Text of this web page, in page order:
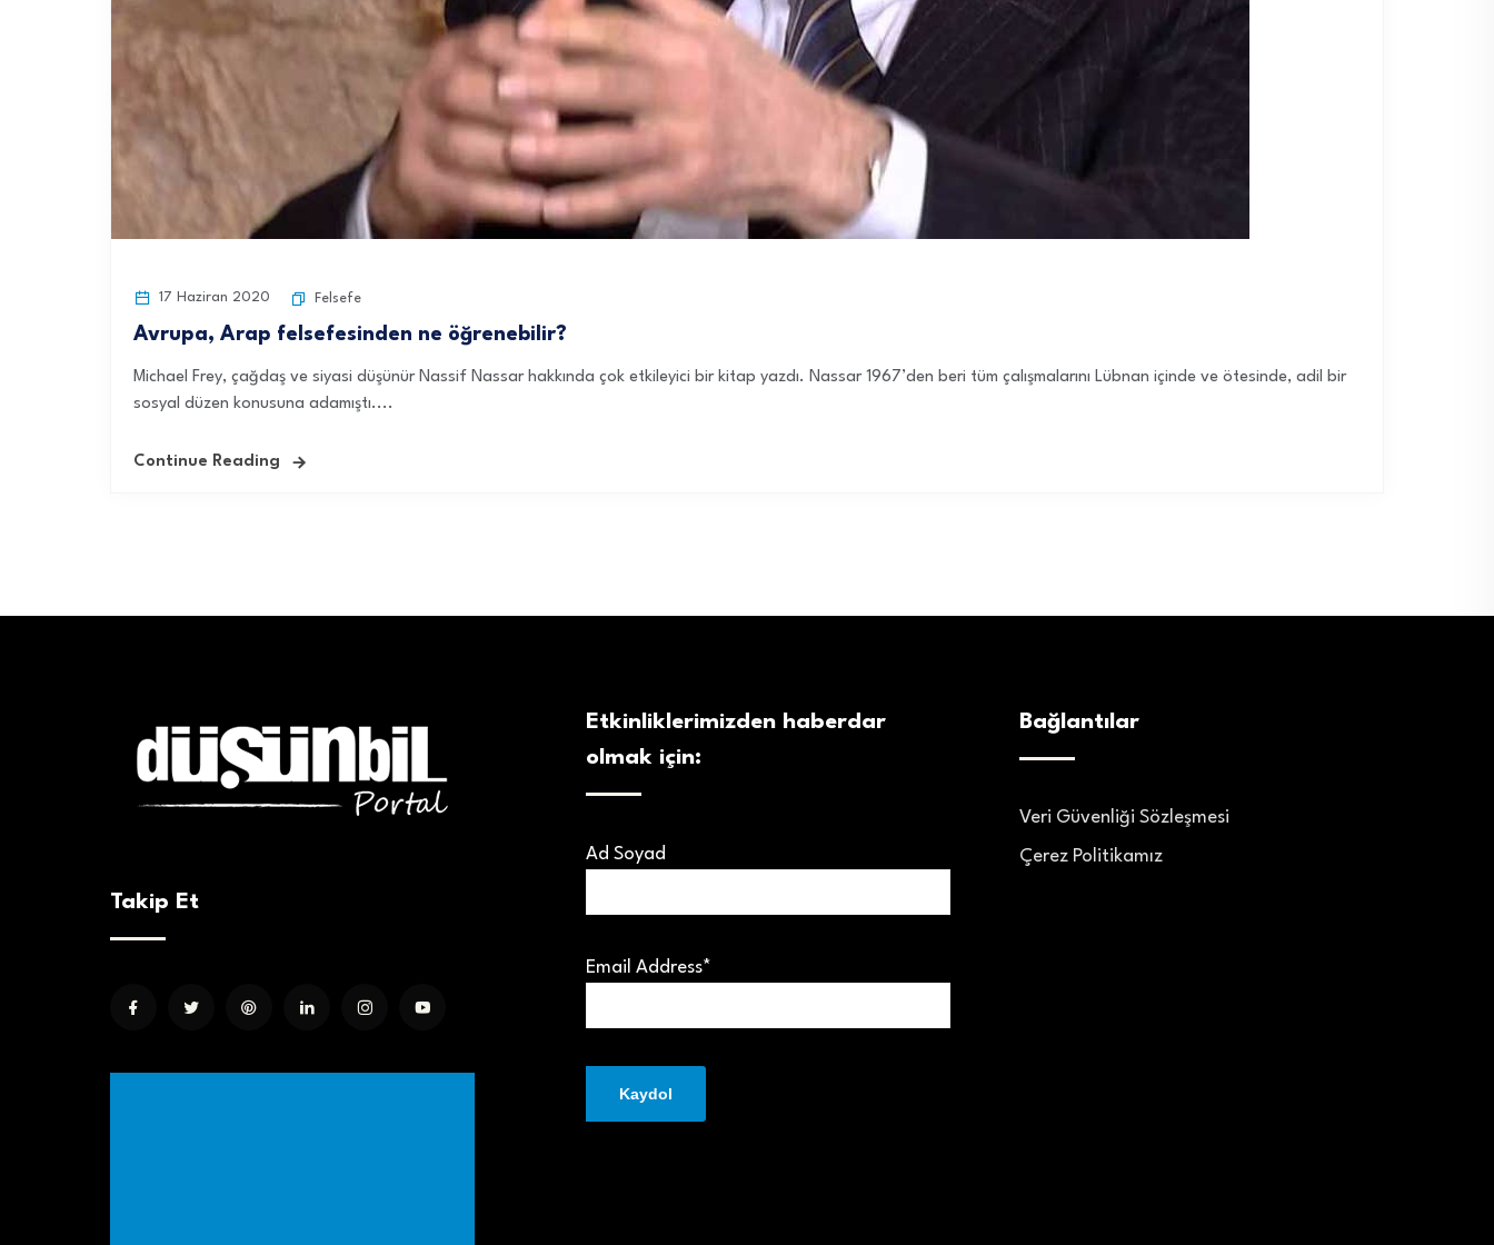
17 Haziran 2020 Felsefe
Avrupa, Arap felsefesinden ne öğrenebilir?
Michael Frey, çağdaş ve siyasi düşünür Nassif Nassar hakkında çok etkileyici bir kitap yazdı. Nassar 1967’den beri tüm çalışmalarını Lübnan içinde ve ötesinde, adil bir
sosyal düzen konusuna adamıştı....
Continue Reading
Takip Et
Etkinliklerimizden haberdar
olmak için:
Ad Soyad
Email Address*
Bağlantılar
Veri Güvenliği Sözleşmesi
Çerez Politikamız